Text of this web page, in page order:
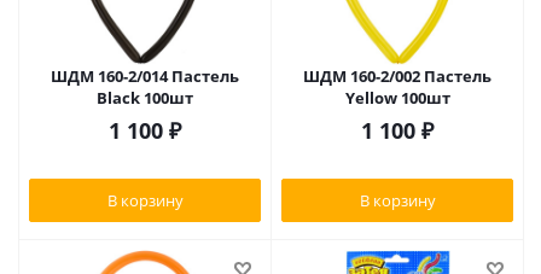
ШДМ 160-2/014 Пастель
Black 100шт
1 100 ₽
В корзину
ШДМ 160-2/002 Пастель
Yellow 100шт
1 100 ₽
В корзину